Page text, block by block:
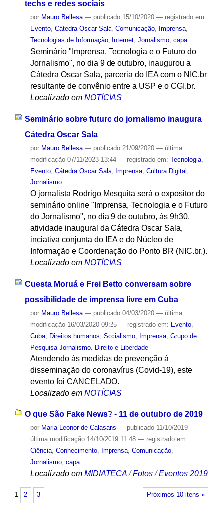
techs e redes sociais
por Mauro Bellesa — publicado15/10/2020 — registrado em:
Evento, Cátedra Oscar Sala, Comunicação, Imprensa,
Tecnologias de Informação, Internet, Jornalismo, capa
Seminário "Imprensa, Tecnologia e o Futuro do
Jornalismo", no dia 9 de outubro, inaugurou a
Cátedra Oscar Sala, parceria do IEA com o NIC.br
resultante de convênio entre a USP e o CGI.br.
Localizado em NOTÍCIAS
Seminário sobre futuro do jornalismo inaugura
Cátedra Oscar Sala
por Mauro Bellesa — publicado21/09/2020 — última
modificação07/11/2023 13:44 — registrado em: Tecnologia,
Evento, Cátedra Oscar Sala, Imprensa, Cultura Digital
Jornalismo
O jornalista Rodrigo Mesquita será o expositor do
seminário online "Imprensa, Tecnologia e o Futuro
do Jornalismo", no dia 9 de outubro, às 9h30,
atividade inaugural da Cátedra Oscar Sala,
inciativa conjunta do IEA e do Núcleo de
Informação e Coordenação do Ponto BR (NIC.br.).
Localizado em NOTÍCIAS
Cuesta Moruá e Frei Betto conversam sobre
possibilidade de imprensa livre em Cuba
por Mauro Bellesa — publicado04/03/2020 — última
modificação16/03/2020 09:25 — registrado em: Evento,
Cuba, Direitos humanos Socialismo, Imprensa, Grupo de
Pesquisa Jornalismo, Direito e Liberdade
Atendendo às medidas de prevenção à
disseminação do coronavírus (Covid-19), este
evento foi CANCELADO.
Localizado em NOTÍCIAS
O que São Fake News? - 11 de outubro de 2019
por Maria Leonor de Calasans — publicado11/10/2019 —
última modificação14/10/2019 11:48 — registrado em:
Ciência, Conhecimento, Imprensa, Comunicação,
Jornalismo, capa
Localizado em MIDIATECA /Fotos /Eventos 2019
Próximos 10 itens »
1 2 3